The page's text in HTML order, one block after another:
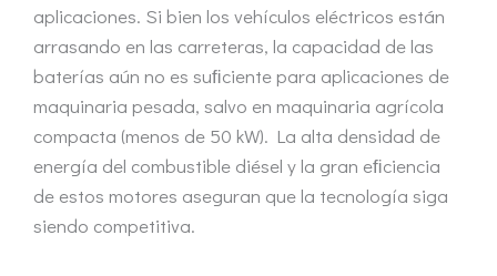
aplicaciones. Si bien los vehículos eléctricos están
arrasando en las carreteras, la capacidad de las
baterías aún no es suﬁciente para aplicaciones de
maquinaria pesada, salvo en maquinaria agrícola
compacta (menos de 50 kW). La alta densidad de
energía del combustible diésel y la gran eﬁciencia
de estos motores aseguran que la tecnología siga
siendo competitiva.